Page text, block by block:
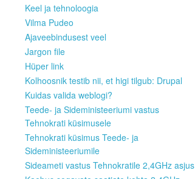
Keel ja tehnoloogia
Vilma Pudeo
Ajaveebindusest veel
Jargon file
Hüper link
Kolhoosnik testib nii, et higi tilgub: Drupal
Kuidas valida weblogi?
Teede- ja Sideministeeriumi vastus
Tehnokrati küsimusele
Tehnokrati küsimus Teede- ja
Sideministeeriumile
Sideameti vastus Tehnokratile 2,4GHz asjus